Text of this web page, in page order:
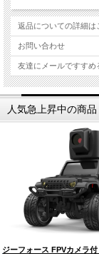
返品についての詳細は
お問い合わせ
友達にメールですすめ
人気急上昇中の商品
ジーフォース FPVカメラ